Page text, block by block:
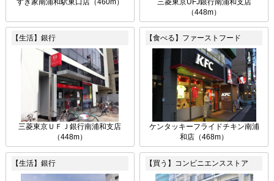
（448m）
【生活】銀行
三菱東京ＵＦＪ銀行南浦和支店
（448m）
【食べる】ファーストフード
ケンタッキーフライドチキン南浦
和店（468m）
【生活】銀行 【買う】コンビニエンスストア